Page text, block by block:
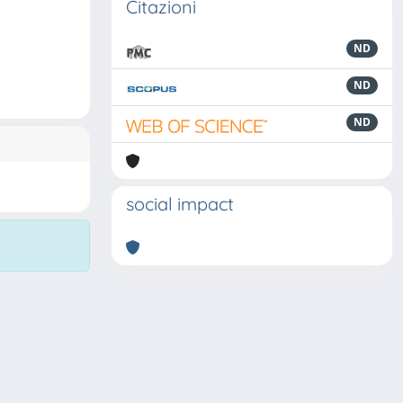
Citazioni
ND
ND
ND
social impact